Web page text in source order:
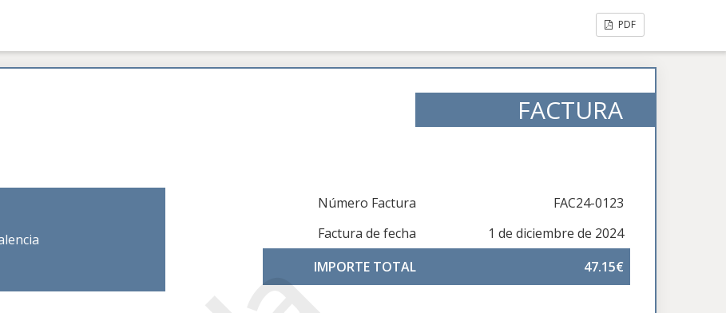
PDF
FACTURA
Número Factura
FAC24-0123
Factura de fecha
1 de diciembre de 2024
IMPORTE TOTAL
47.15€